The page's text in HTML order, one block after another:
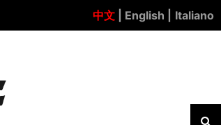
中文 | English | Italiano